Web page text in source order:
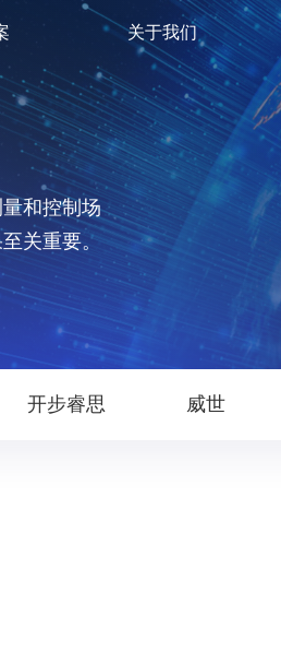
关于我们
和控制场
关重要。
开步睿思 威世